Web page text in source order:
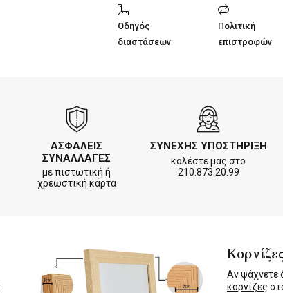
Οδηγός
διαστάσεων
Πολιτική
επιστροφών
ΑΣΦΑΛΕΙΣ
ΣΥΝΑΛΛΑΓΕΣ
με πιστωτική ή
χρεωστική κάρτα
ΣΥΝΕΧΗΣ ΥΠΟΣΤΗΡΙΞΗ
καλέστε μας στο
210.873.20.99
Αν ψάχνετε
κορνίζες